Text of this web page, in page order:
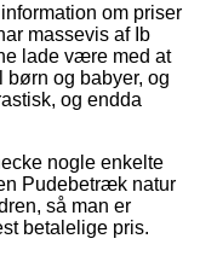
om priser
massevis af Ib
lade være med at
og babyer, og
og endda
nogle enkelte
Pudebetræk natur
så man er
betalelige pris.